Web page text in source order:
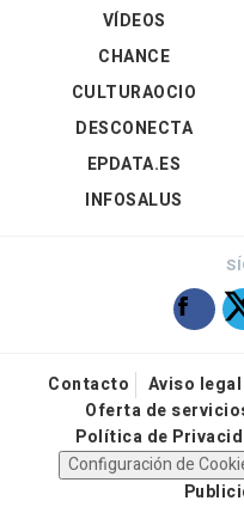
VÍDEOS
CHANCE
CULTURAOCIO
DESCONECTA
EPDATA.ES
INFOSALUS
Contacto Aviso legal
Oferta de
Política de
Configuración de